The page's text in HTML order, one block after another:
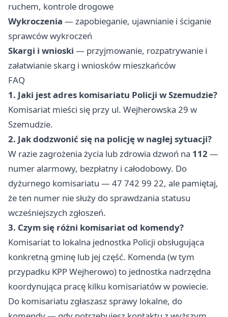
ruchem, kontrole drogowe
Wykroczenia — zapobieganie, ujawnianie i ściganie
sprawców wykroczeń
Skargi i wnioski — przyjmowanie, rozpatrywanie i
załatwianie skarg i wniosków mieszkańców
FAQ
1. Jaki jest adres komisariatu Policji w Szemudzie?
Komisariat mieści się przy ul. Wejherowska 29 w
Szemudzie.
2. Jak dodzwonić się na policję w nagłej sytuacji?
W razie zagrożenia życia lub zdrowia dzwoń na 112 —
numer alarmowy, bezpłatny i całodobowy. Do
dyżurnego komisariatu — 47 742 99 22, ale pamiętaj,
że ten numer nie służy do sprawdzania statusu
wcześniejszych zgłoszeń.
3. Czym się różni komisariat od komendy?
Komisariat to lokalna jednostka Policji obsługująca
konkretną gminę lub jej część. Komenda (w tym
przypadku KPP Wejherowo) to jednostka nadrzędna
koordynująca pracę kilku komisariatów w powiecie.
Do komisariatu zgłaszasz sprawy lokalne, do